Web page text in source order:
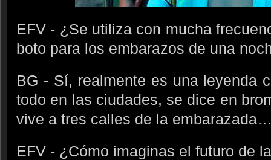
EFV - ¿Se utiliza con mucha
boto para los embarazos de una
BG - Sí, realmente es una leyenda
todo en las ciudades, se dice en
vive a tres calles de la
EFV - ¿Cómo imaginas el futuro de